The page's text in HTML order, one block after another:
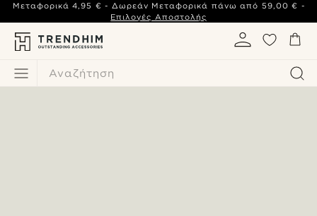
Αναζήτηση
Μεταφορικά 4,95 € - Δωρεάν Μεταφορικά πάνω από 59,00 € -
Επιλογές Αποστολής